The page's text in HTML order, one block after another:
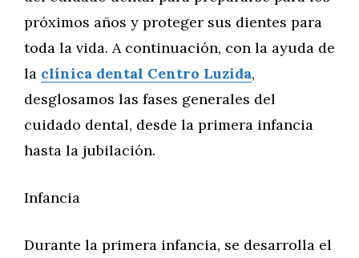
próximos años y proteger sus dientes para
toda la vida. A continuación, con la ayuda de
la clínica dental Centro Luzida,
desglosamos las fases generales del
cuidado dental, desde la primera infancia
hasta la jubilación.
Infancia
Durante la primera infancia, se desarrolla el